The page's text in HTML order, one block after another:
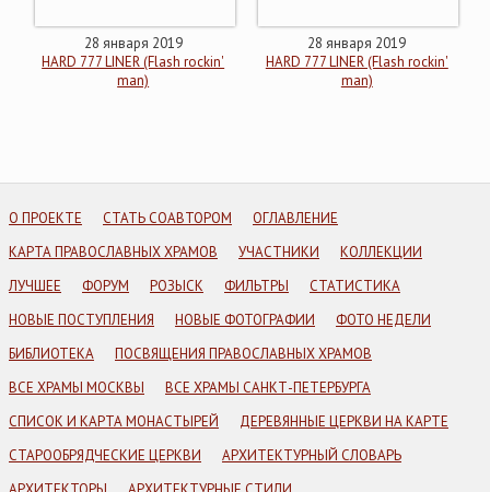
28 января 2019
HARD 777 LINER (Flash rockin'
man)
28 января 2019
HARD 777 LINER (Flash rockin'
man)
О ПРОЕКТЕ СТАТЬ СОАВТОРОМ
ОГЛАВЛЕНИЕ
КАРТА ПРАВОСЛАВНЫХ ХРАМОВ
УЧАСТНИКИ
КОЛЛЕКЦИИ
ЛУЧШЕЕ
ФОРУМ РОЗЫСК ФИЛЬТРЫ
СТАТИСТИКА
НОВЫЕ ПОСТУПЛЕНИЯ
НОВЫЕ ФОТОГРАФИИ
ФОТО НЕДЕЛИ
БИБЛИОТЕКА
ПОСВЯЩЕНИЯ ПРАВОСЛАВНЫХ ХРАМОВ
ВСЕ ХРАМЫ МОСКВЫ
ВСЕ ХРАМЫ САНКТ-ПЕТЕРБУРГА
СПИСОК И КАРТА МОНАСТЫРЕЙ
ДЕРЕВЯННЫЕ ЦЕРКВИ НА КАРТЕ
СТАРООБРЯДЧЕСКИЕ ЦЕРКВИ
АРХИТЕКТУРНЫЙ СЛОВАРЬ